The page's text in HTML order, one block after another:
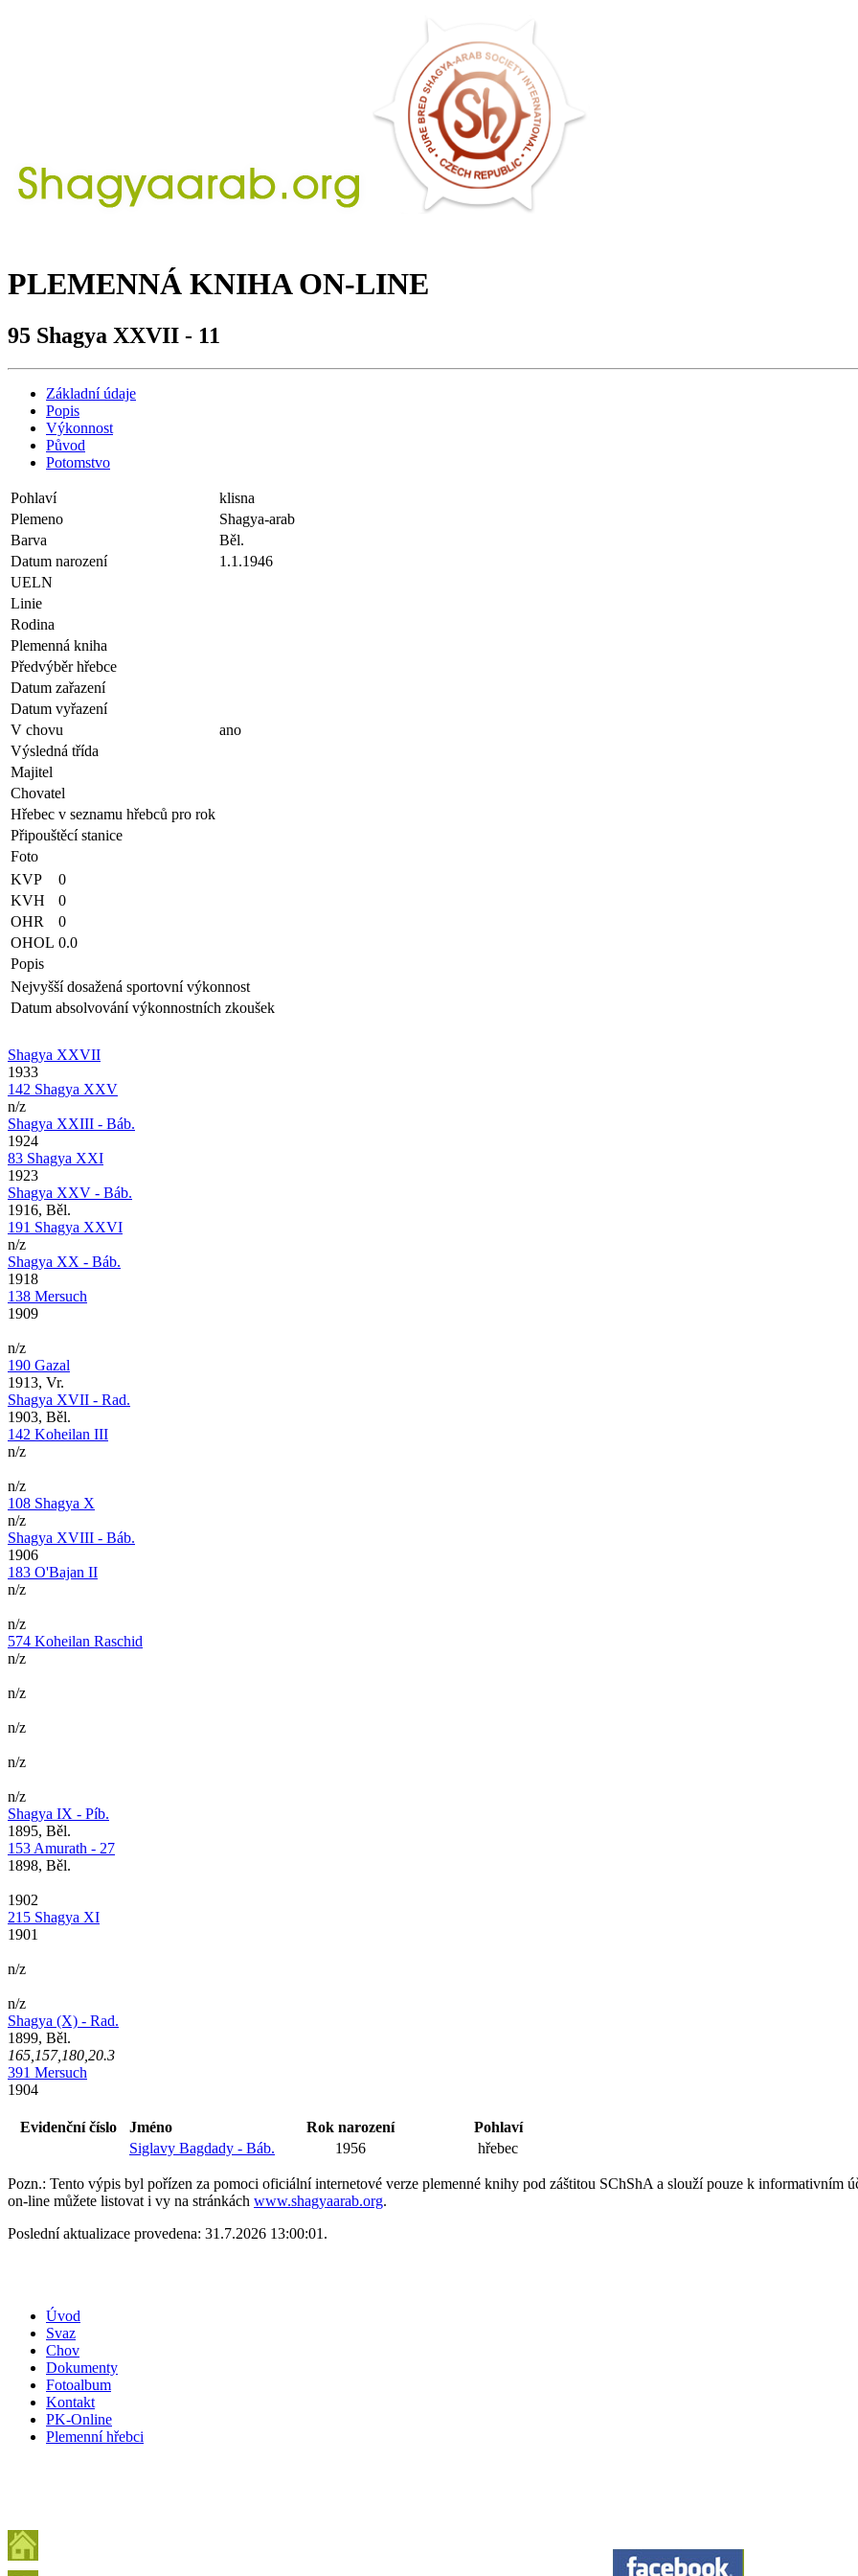
PLEMENNÁ KNIHA ON-LINE
95 Shagya XXVII - 11
Základní údaje
Popis
Výkonnost
Původ
Potomstvo
Pohlaví
klisna
Plemeno
Shagya-arab
Barva
Běl.
Datum narození
1.1.1946
UELN
Linie
Rodina
Plemenná kniha
Předvýběr hřebce
Datum zařazení
Datum vyřazení
V chovu
ano
Výsledná třída
Majitel
Chovatel
Hřebec v seznamu hřebců pro rok
Připouštěcí stanice
Foto
KVP
0
KVH
0
OHR
0
OHOL 0.0
Popis
Nejvyšší dosažená sportovní výkonnost
Datum absolvování výkonnostních zkoušek
Shagya XXVII
1933
142 Shagya XXV
n/z
Shagya XXIII - Báb.
1924
83 Shagya XXI
1923
Shagya XXV - Báb.
1916, Běl.
191 Shagya XXVI
n/z
Shagya XX - Báb.
1918
138 Mersuch
1909
n/z
190 Gazal
1913, Vr.
Shagya XVII - Rad.
1903, Běl.
142 Koheilan III
n/z
n/z
108 Shagya X
n/z
Shagya XVIII - Báb.
1906
183 O'Bajan II
n/z
n/z
574 Koheilan Raschid
n/z
n/z
n/z
n/z
n/z
Shagya IX - Píb.
1895, Běl.
153 Amurath - 27
1898, Běl.
1902
215 Shagya XI
1901
n/z
n/z
Shagya (X) - Rad.
1899, Běl.
165,157,180,20.3
391 Mersuch
1904
Evidenční číslo Jméno Rok narození
Pohlaví
Siglavy Bagdady - Báb.
1956 hřebec
Pozn.: Tento výpis byl pořízen za pomoci oficiální internetové verze plemenné knihy pod záštitou SChShA a slouží pouze k
on-line můžete listovat i vy na stránkách www.shagyaarab.org.
Poslední aktualizace provedena: 31.7.2026 13:00:01.
Úvod
Svaz
Chov
Dokumenty
Fotoalbum
Kontakt
PK-Online
Plemenní hřebci